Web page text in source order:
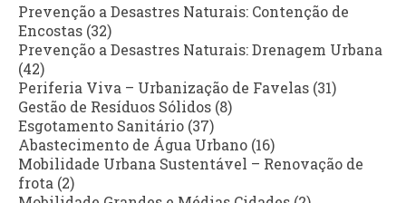
Prevenção a Desastres Naturais: Contenção de
Encostas (32)
Prevenção a Desastres Naturais: Drenagem Urbana
(42)
Periferia Viva – Urbanização de Favelas (31)
Gestão de Resíduos Sólidos (8)
Esgotamento Sanitário (37)
Abastecimento de Água Urbano (16)
Mobilidade Urbana Sustentável – Renovação de
frota (2)